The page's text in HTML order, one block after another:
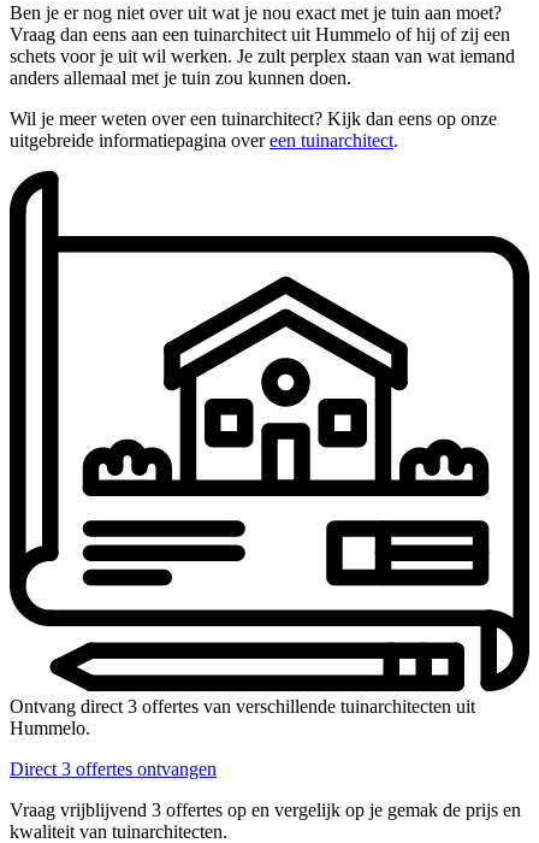
Ben je er nog niet over uit wat je nou exact met je tuin aan moet?
Vraag dan eens aan een tuinarchitect uit Hummelo of hij of zij een
schets voor je uit wil werken. Je zult perplex staan van wat iemand
anders allemaal met je tuin zou kunnen doen.
Wil je meer weten over een tuinarchitect? Kijk dan eens op onze
uitgebreide informatiepagina overeen tuinarchitect.
Ontvang direct 3 offertes van verschillende tuinarchitecten uit
Hummelo.
Direct 3 offertes ontvangen
Vraag vrijblijvend 3 offertes op en vergelijk op je gemak de prijs en
kwaliteit van tuinarchitecten.